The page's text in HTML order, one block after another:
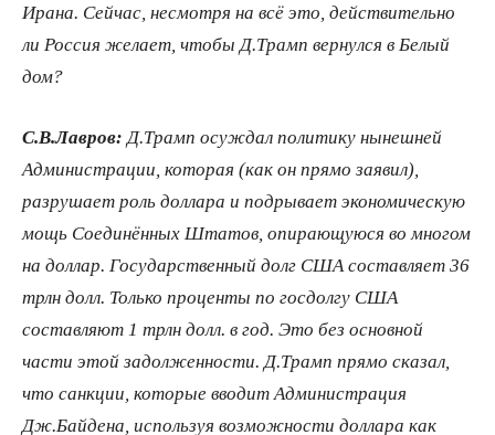
Ирана. Сейчас, несмотря на всё это, действительно
ли Россия желает, чтобы Д.Трамп вернулся в Белый
дом?
С.В.Лавров: Д.Трамп осуждал политику нынешней
Администрации, которая (как он прямо заявил),
разрушает роль доллара и подрывает экономическую
мощь Соединённых Штатов, опирающуюся во многом
на доллар. Государственный долг США составляет 36
трлн долл. Только проценты по госдолгу США
составляют 1 трлн долл. в год. Это без основной
части этой задолженности. Д.Трамп прямо сказал,
что санкции, которые вводит Администрация
Дж.Байдена, используя возможности доллара как